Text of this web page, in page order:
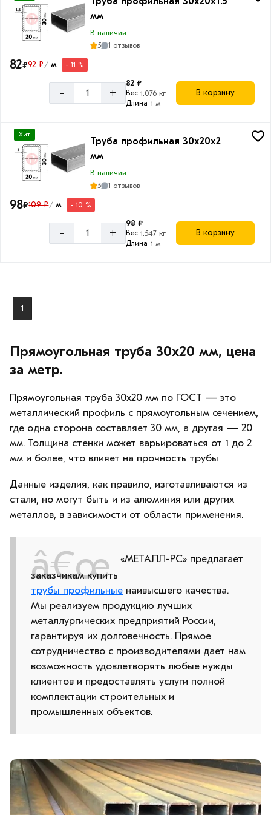
Сечение
Прямоугольное
трубы
м
мм
В наличии
5
1 отзывов
82₽92 ₽/ м - 11 %
- +
82 ₽
Вес 1.076 кг
Длина 1 м
В корзину
Хит
Труба профильная 30х20х2
мм
В наличии
5
1 отзывов
98₽109 ₽/ м - 10 %
- +
98 ₽
Вес 1.547 кг
Длина 1 м
В корзину
1
Прямоугольная труба 30х20 мм, цена
за метр.
Прямоугольная труба 30х20 мм по ГОСТ — это
металлический профиль с прямоугольным сечением,
где одна сторона составляет 30 мм, а другая — 20
мм. Толщина стенки может варьироваться от 1 до 2
мм и более, что влияет на прочность трубы
Данные изделия, как правило, изготавливаются из
стали, но могут быть и из алюминия или других
металлов, в зависимости от области применения.
«МЕТАЛЛ-РС» предлагает
заказчикам купить
трубы профильные наивысшего качества.
Мы реализуем продукцию лучших
металлургических предприятий России,
гарантируя их долговечность. Прямое
сотрудничество с производителями дает нам
возможность удовлетворять любые нужды
клиентов и предоставлять услуги полной
комплектации строительных и
промышленных объектов.